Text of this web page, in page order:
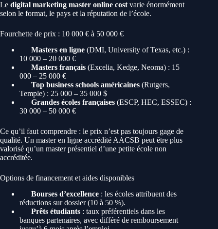
Le digital marketing master online cost varie énormément
selon le format, le pays et la réputation de l’école.
Fourchette de prix : 10 000 € à 50 000 €
Masters en ligne (DMI, University of Texas, etc.) :
10 000 – 20 000 €
Masters français (Excelia, Kedge, Neoma) : 15
000 – 25 000 €
Top business schools américaines (Rutgers,
Temple) : 25 000 – 35 000 $
Grandes écoles françaises (ESCP, HEC, ESSEC) :
30 000 – 50 000 €
Ce qu’il faut comprendre : le prix n’est pas toujours gage de
qualité. Un master en ligne accrédité AACSB peut être plus
valorisé qu’un master présentiel d’une petite école non
accréditée.
Options de financement et aides disponibles
Bourses d’excellence : les écoles attribuent des
réductions sur dossier (10 à 50 %).
Prêts étudiants : taux préférentiels dans les
banques partenaires, avec différé de remboursement